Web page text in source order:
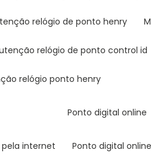
relógio de ponto henry
relógio de ponto control id
relógio ponto henry
ponto digital online
pela internet ponto digital